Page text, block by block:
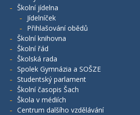
Školní jídelna
Jídelníček
Přihlašování obědů
Školní knihovna
Školní řád
Školská rada
Spolek Gymnázia a SOŠZE
Studentský parlament
Školní časopis Šach
Škola v médiích
Centrum dalšího vzdělávání